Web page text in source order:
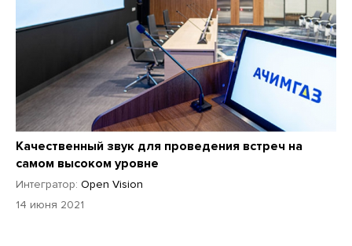
Качественный звук для проведения встреч на
самом высоком уровне
Интегратор: Open Vision
14 июня 2021